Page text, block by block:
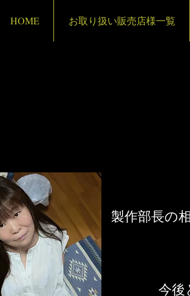
HOME お取り扱い販売店様一覧
製作部長の
今